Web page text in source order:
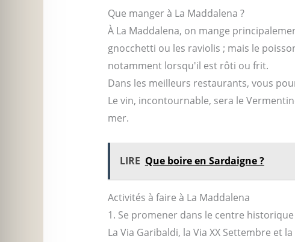
Que manger à La Maddalena ?
À La Maddalena, on mange
gnocchetti ou les raviolis ; mais le
notamment lorsqu'il est rôti ou frit.
Dans les meilleurs restaurants, vous
Le vin, incontournable, sera le
mer.
LIRE Que boire en Sardaigne ?
Activités à faire à La Maddalena
1. Se promener dans le centre historique
La Via Garibaldi, la Via XX Settembre et